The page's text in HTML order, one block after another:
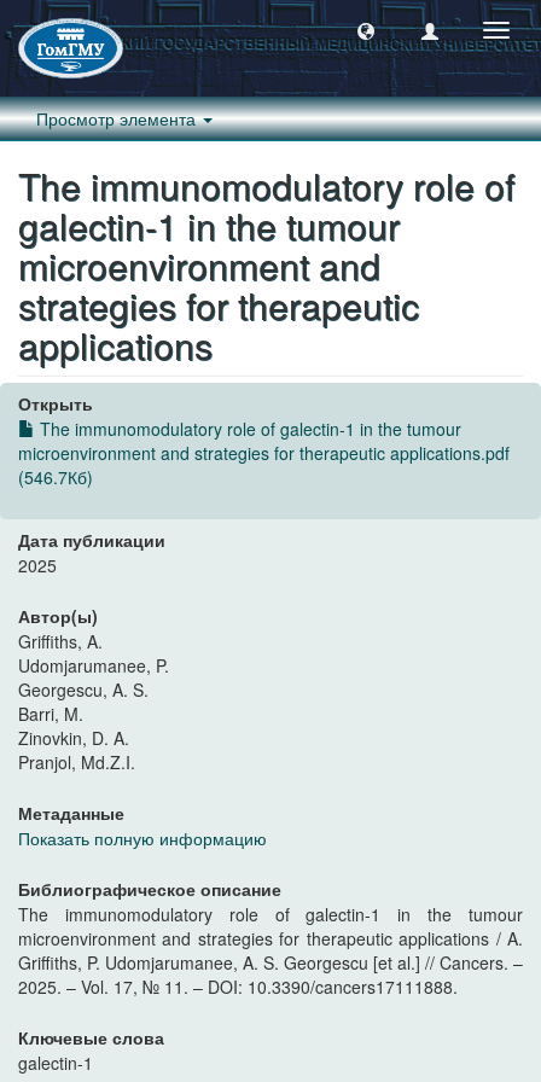
Просмотр элемента
The immunomodulatory role of
galectin-1 in the tumour
microenvironment and
strategies for therapeutic
applications
Открыть
The immunomodulatory role of galectin-1 in the tumour
microenvironment and strategies for therapeutic applications.pdf
(546.7Кб)
Дата публикации
2025
Автор(ы)
Griffiths, A.
Udomjarumanee, P.
Georgescu, A. S.
Barri, M.
Zinovkin, D. A.
Pranjol, Md.Z.I.
Метаданные
Показать полную информацию
Библиографическое описание
The immunomodulatory role of galectin-1 in the tumour
microenvironment and strategies for therapeutic applications / A.
Griffiths, P. Udomjarumanee, A. S. Georgescu [et al.] // Cancers. –
2025. – Vol. 17, № 11. – DOI: 10.3390/cancers17111888.
Ключевые слова
galectin-1